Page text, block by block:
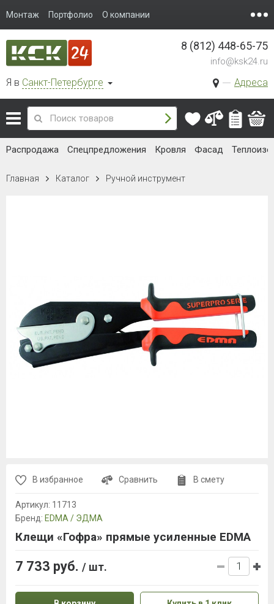
Монтаж Портфолио О компании
Я в Санкт-Петербурге Адреса
8 (812) 448-65-75
info@ksk24.ru
Распродажа Спецпредложения Кровля Фасад
Главная Каталог Ручной инструмент
В избранное Сравнить В смету
Артикул: 11713
Бренд: EDMA / ЭДМА
Клещи «Гофра» прямые усиленные EDMA
7 733 руб. / шт.